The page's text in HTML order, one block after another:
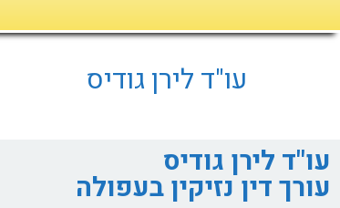
לתוכן
עו"ד לירן גודיס
עו"ד לירן גודיס
עורך דין נזיקין בעפולה